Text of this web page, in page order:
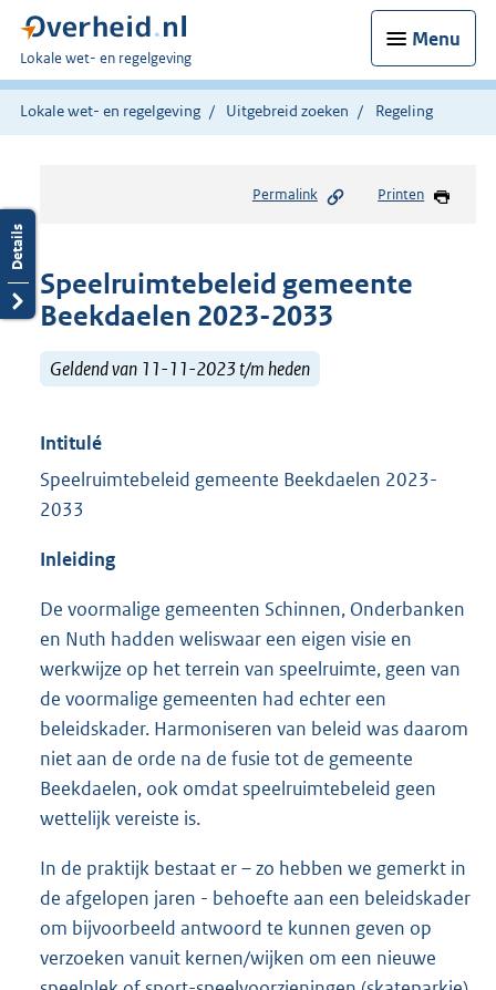
Menu
U
bent
hier:
Lokale wet- en regelgeving
Lokale wet- en regelgeving Uitgebreid zoeken Regeling
Permalink Printen
Speelruimtebeleid gemeente
Beekdaelen 2023-2033
Geldend van 11-11-2023 t/m heden
Intitulé
Speelruimtebeleid gemeente Beekdaelen 2023-
2033
Inleiding
De voormalige gemeenten Schinnen, Onderbanken
en Nuth hadden weliswaar een eigen visie en
werkwijze op het terrein van speelruimte, geen van
de voormalige gemeenten had echter een
beleidskader. Harmoniseren van beleid was daarom
niet aan de orde na de fusie tot de gemeente
Beekdaelen, ook omdat speelruimtebeleid geen
wettelijk vereiste is.
In de praktijk bestaat er – zo hebben we gemerkt in
de afgelopen jaren - behoefte aan een beleidskader
om bijvoorbeeld antwoord te kunnen geven op
verzoeken vanuit kernen/wijken om een nieuwe